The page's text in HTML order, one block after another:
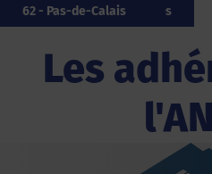
Les
64 - Pyrénées-Atlantiques
20 - Corse
20 - Corse
85 - Vendée
29 - Finistère
35 - Îlle-et-Vilaine
85 - Vendée
06 - Alpes-Maritimes
20 - Corse
62 - Pas-de-Calais